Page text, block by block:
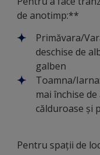
de anotimp:**
Primăvara/
deschise de
galben
Toamna/
mai închise
călduroase și
Pentru spații de